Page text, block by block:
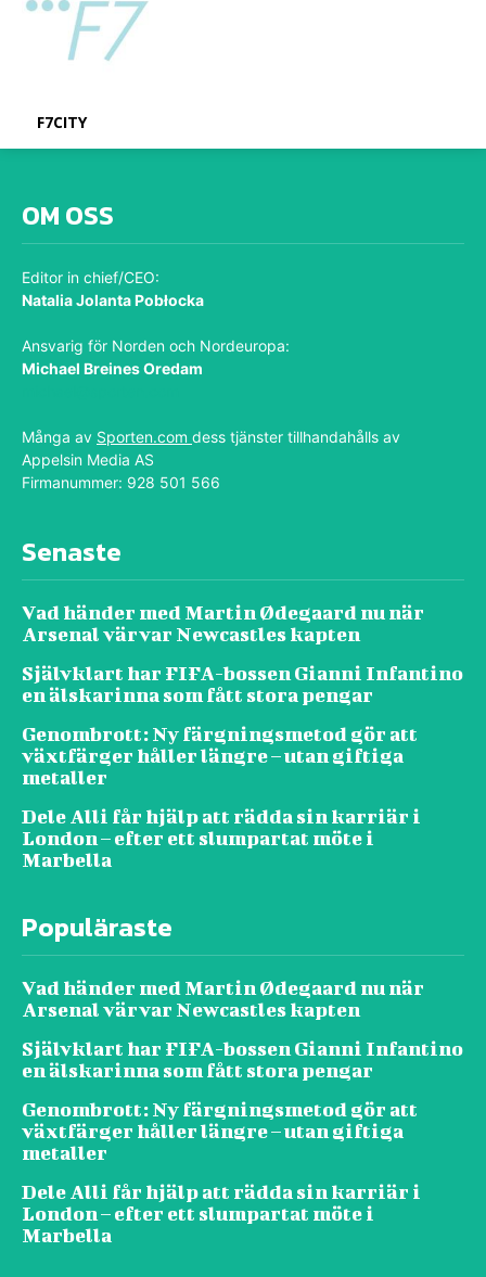
F7CITY
OM OSS
Editor in chief/CEO:
Natalia Jolanta Pobłocka
Ansvarig för Norden och Nordeuropa:
Michael Breines Oredam
Många av Sporten.com dess tjänster tillhandahålls av
Appelsin Media AS
Firmanummer: 928 501 566
Senaste
Vad händer med Martin Ødegaard nu när
Arsenal värvar Newcastles kapten
Självklart har FIFA-bossen Gianni Infantino
en älskarinna som fått stora pengar
Genombrott: Ny färgningsmetod gör att
växtfärger håller längre – utan giftiga
metaller
Dele Alli får hjälp att rädda sin karriär i
London – efter ett slumpartat möte i
Marbella
Populäraste
Vad händer med Martin Ødegaard nu när
Arsenal värvar Newcastles kapten
Självklart har FIFA-bossen Gianni Infantino
en älskarinna som fått stora pengar
Genombrott: Ny färgningsmetod gör att
växtfärger håller längre – utan giftiga
metaller
Dele Alli får hjälp att rädda sin karriär i
London – efter ett slumpartat möte i
Marbella